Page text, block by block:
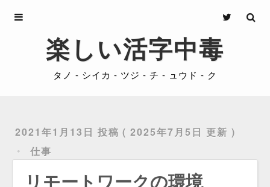
楽しい活字中毒
タノ - シイカ - ツジ - チ - ュウド - ク
2021年1月13日 投稿
2025年7月5日 更新
仕事
リモートワークの環境
Archives